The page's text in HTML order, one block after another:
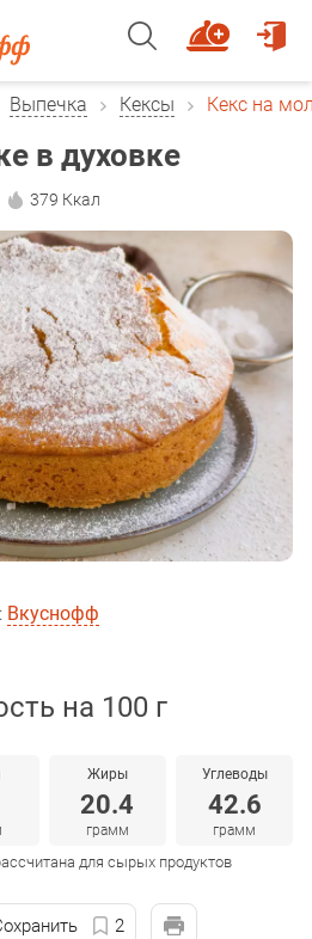
Выпечка Кексы Кекс на
в духовке
379 Ккал
Вкуснофф
на 100 г
Жиры
20.4
грамм
Углеводы
42.6
грамм
для сырых продуктов
2